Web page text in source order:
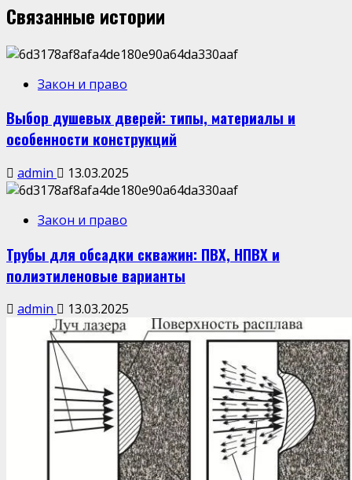
Связанные истории
Закон и право
Выбор душевых дверей: типы, материалы и
особенности конструкций
admin 13.03.2025
Закон и право
Трубы для обсадки скважин: ПВХ, НПВХ и
полиэтиленовые варианты
admin 13.03.2025